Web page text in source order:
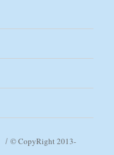
© CopyRight 2013-